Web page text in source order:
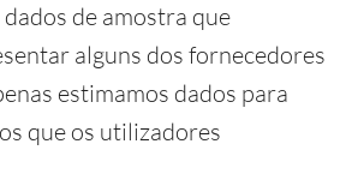
de amostra que
alguns dos fornecedores
estimamos dados para
que os utilizadores